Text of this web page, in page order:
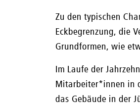
Zu den typischen
Eckbegrenzung, die
Grundformen, wie
Im Laufe der
Mitarbeiter*innen in
das Gebäude in der